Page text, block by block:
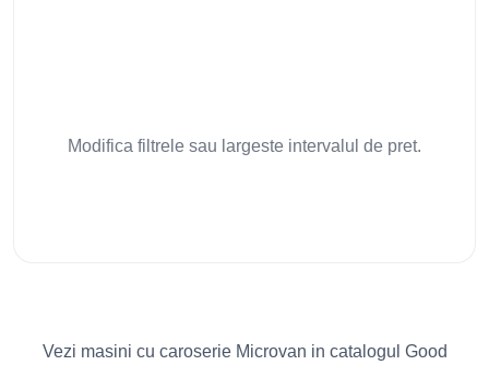
Modifica filtrele sau largeste intervalul de pret.
Vezi masini cu caroserie Microvan in catalogul Good